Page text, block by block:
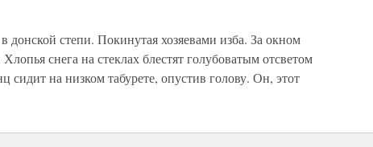
степи. Покинутая хозяевами изба. За окном
Хлопья снега на стеклах блестят голубоватым отсветом
на низком табурете, опустив голову. Он, этот